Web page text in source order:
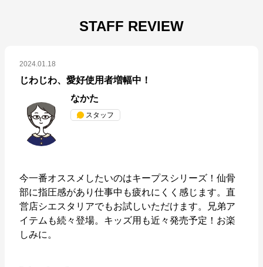
STAFF REVIEW
2024.01.18
じわじわ、愛好使用者増幅中！
なかた
スタッフ
今一番オススメしたいのはキープスシリーズ！仙骨
部に指圧感があり仕事中も疲れにくく感じます。直
営店シエスタリアでもお試しいただけます。兄弟ア
イテムも続々登場。キッズ用も近々発売予定！お楽
しみに。
nishikawa(西川)公式オンラインショップ
公式ECサイト
※外部サイトが開きます